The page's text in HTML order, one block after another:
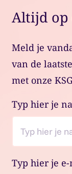
Altijd op
Meld je
van de
met onze
Typ hier je
Typ hier je